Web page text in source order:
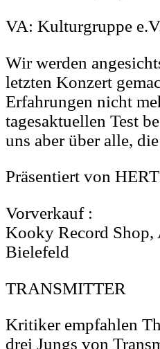
VA: Kulturgruppe
Wir werden
letzten Konzert
Erfahrungen nicht
tagesaktuellen Test
uns aber über alle,
Präsentiert von
Vorverkauf :
Kooky Record Shop,
Bielefeld
TRANSMITTER
Kritiker empfahlen
drei Jungs von